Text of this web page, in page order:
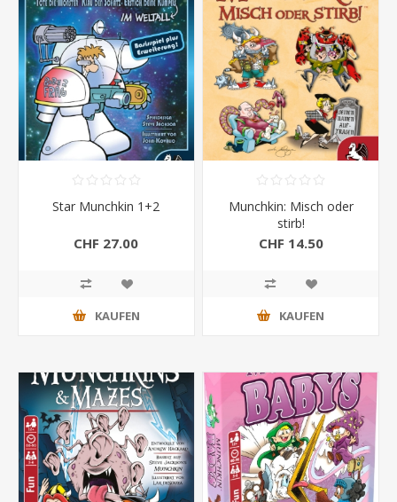
Star Munchkin 1+2
CHF 27.00
KAUFEN
Munchkin: Misch oder
stirb!
CHF 14.50
KAUFEN